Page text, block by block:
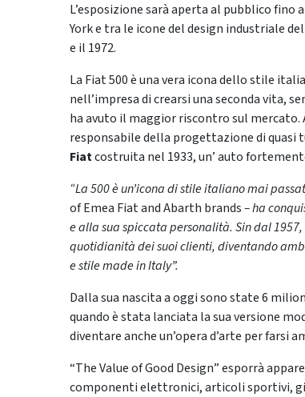
L’esposizione sarà aperta al pubblico fino
York e tra le icone del design industriale
e il 1972.
La Fiat 500 è una vera icona dello stile
nell’impresa di crearsi una seconda vita,
ha avuto il maggior riscontro sul
responsabile della progettazione di quasi
Fiatcostruita nel 1933, un’ auto
“La 500 è un’icona di stile italiano mai
of Emea Fiat and Abarth brands– ha
e alla sua spiccata personalità. Sin dal
quotidianità dei suoi clienti, diventando
e stile made in Italy”.
Dalla sua nascita a oggi sono state 6
quando è stata lanciata la sua versione
diventare anche un’opera d’arte per farsi
“The Value of Good Design” esporrà
componenti elettronici, articoli sportivi,